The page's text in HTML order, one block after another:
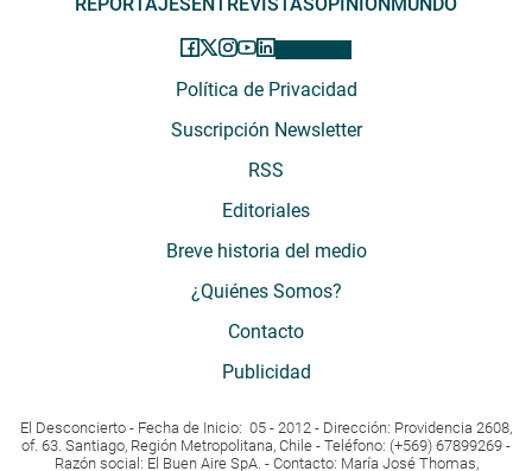
Política de Privacidad
Suscripción Newsletter
RSS
Editoriales
Breve historia del medio
¿Quiénes Somos?
Contacto
Publicidad
El Desconcierto - Fecha de Inicio: 05 - 2012 - Dirección: Providencia 2608,
of. 63. Santiago, Región Metropolitana, Chile - Teléfono: (+569) 67899269 -
Razón social: El Buen Aire SpA. - Contacto: María José Thomas,